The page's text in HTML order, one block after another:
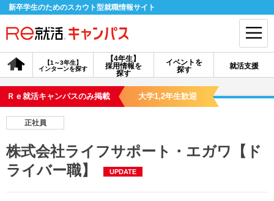
新卒学生のためのスカウト型就職情報サイト
【4年生】
採用情報を
探す
【1～3年生】
インターンを探す
イベントを
探す
就活支援
会員登録 ログイン
会員ID・パスワードを忘れた方はこちら
探す
【4年生】
【4年生】
Ｒｅ就活キャンパスのみ掲載 大学1,2年生歓迎
正社員
株式会社ライフサポート・エガワ【ド
ライバー職】
UPDATE